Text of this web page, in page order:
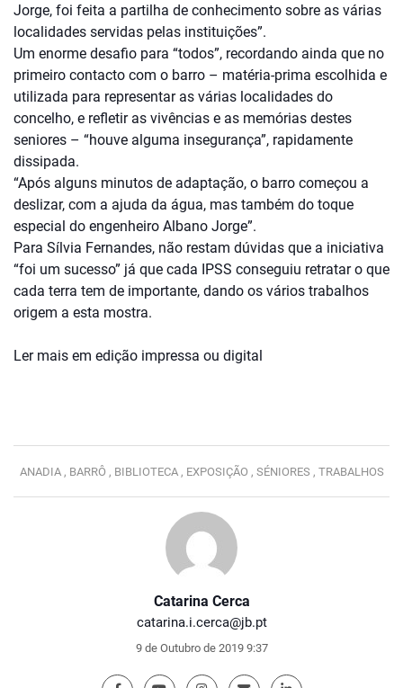
Catarina Cerca
catarina.i.cerca@jb.pt
9 de Outubro de 2019 9:37
Jorge, foi feita a partilha de conhecimento sobre as várias
localidades servidas pelas instituições”.
Um enorme desafio para “todos”, recordando ainda que no
primeiro contacto com o barro – matéria-prima escolhida e
utilizada para representar as várias localidades do
concelho, e refletir as vivências e as memórias destes
seniores – “houve alguma insegurança”, rapidamente
dissipada.
“Após alguns minutos de adaptação, o barro começou a
deslizar, com a ajuda da água, mas também do toque
especial do engenheiro Albano Jorge”.
Para Sílvia Fernandes, não restam dúvidas que a iniciativa
“foi um sucesso” já que cada IPSS conseguiu retratar o que
cada terra tem de importante, dando os vários trabalhos
origem a esta mostra.
Ler mais em edição impressa ou digital
ANADIA , BARRÔ , BIBLIOTECA , EXPOSIÇÃO , SÉNIORES , TRABALHOS